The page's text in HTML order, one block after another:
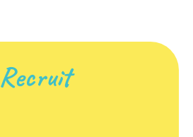
Recruit